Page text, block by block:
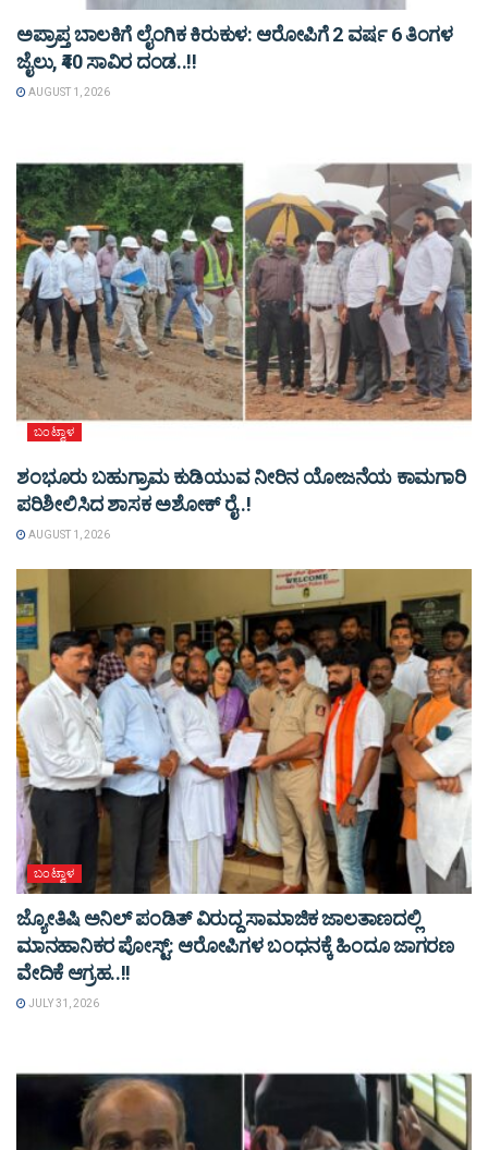
ಅಪ್ರಾಪ್ತ ಬಾಲಕಿಗೆ ಲೈಂಗಿಕ ಕಿರುಕುಳ: ಆರೋಪಿಗೆ 2 ವರ್ಷ 6 ತಿಂಗಳ
ಜೈಲು, ₹40 ಸಾವಿರ ದಂಡ..!!
AUGUST 1, 2026
ಬಂಟ್ವಾಳ
ಶಂಭೂರು ಬಹುಗ್ರಾಮ ಕುಡಿಯುವ ನೀರಿನ ಯೋಜನೆಯ ಕಾಮಗಾರಿ
ಪರಿಶೀಲಿಸಿದ ಶಾಸಕ ಅಶೋಕ್ ರೈ..!
AUGUST 1, 2026
ಬಂಟ್ವಾಳ
ಜ್ಯೋತಿಷಿ ಅನಿಲ್ ಪಂಡಿತ್ ವಿರುದ್ದ ಸಾಮಾಜಿಕ ಜಾಲತಾಣದಲ್ಲಿ
ಮಾನಹಾನಿಕರ ಪೋಸ್ಟ್: ಆರೋಪಿಗಳ ಬಂಧನಕ್ಕೆ ಹಿಂದೂ ಜಾಗರಣ
ವೇದಿಕೆ ಆಗ್ರಹ..!!
JULY 31, 2026